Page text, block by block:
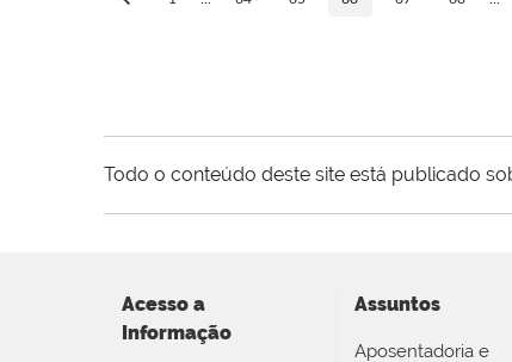
Todo o conteúdo deste site está publicado
Acesso a
Informação
Assuntos
Aposentadoria e